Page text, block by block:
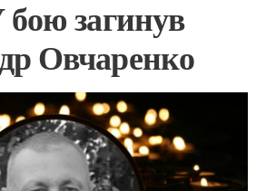
загинув
Овчаренко